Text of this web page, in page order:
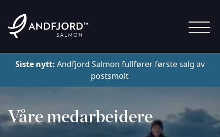
Siste nytt: Andfjord Salmon fullfører første salg av
postsmolt
Våre medarbeidere